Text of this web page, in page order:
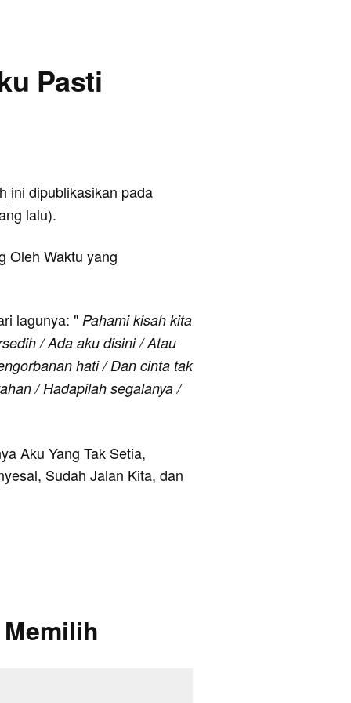
Pasti
ini dipublikasikan pada
lalu).
Oleh Waktu yang
lagunya: " Pahami kisah kita
/ Ada aku disini / Atau
hati / Dan cinta tak
/ Hadapilah segalanya /
Aku Yang Tak Setia,
Sudah Jalan Kita, dan